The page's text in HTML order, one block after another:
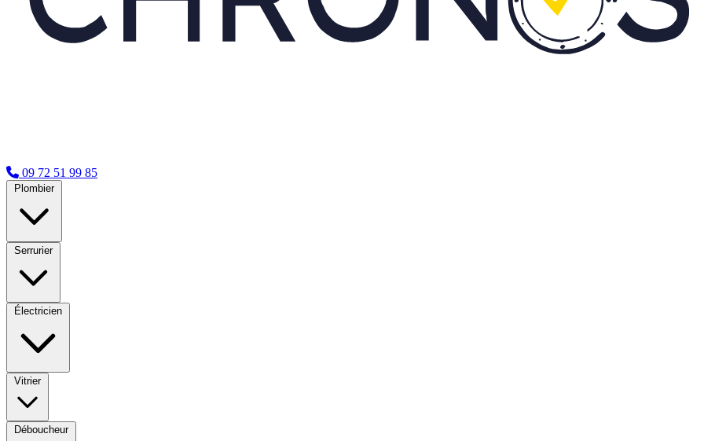
09 72 51 99 85
Plombier
Serrurier
Électricien
Vitrier
Déboucheur